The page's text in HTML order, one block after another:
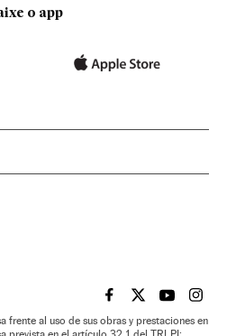
o app
EL PAÍS BRASIL EN
EL PAÍSEL PAÍS
EL
frente al uso de sus obras y prestaciones en